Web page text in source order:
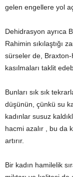
gelen engellere yol
Dehidrasyon ayrıca
Rahimin sıkılaştığı
sürseler de, Braxton-
kasılmaları taklit
Bunları sık sık
düşünün, çünkü su
kadınlar susuz
hacmi azalır , bu da
artırır.
Bir kadın hamilelik